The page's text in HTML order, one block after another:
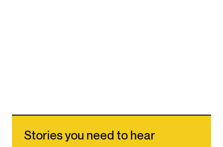
Stories you need to hear